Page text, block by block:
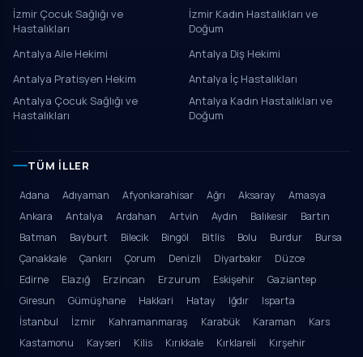
İzmir Çocuk Sağlığı ve
Hastalıkları
İzmir Kadın Hastalıkları ve
Doğum
Antalya Aile Hekimi
Antalya Diş Hekimi
Antalya Pratisyen Hekim
Antalya İç Hastalıkları
Antalya Çocuk Sağlığı ve
Hastalıkları
Antalya Kadın Hastalıkları ve
Doğum
TÜM İLLER
Adana Adıyaman Afyonkarahisar Ağrı Aksaray
Amasya
Ankara
Antalya Ardahan Artvin Aydın Balıkesir
Bartın
Batman
Bayburt Bilecik Bingöl Bitlis Bolu Burdur
Bursa
Çanakkale
Çankırı Çorum Denizli Diyarbakır
Düzce
Edirne
Elazığ Erzincan Erzurum Eskişehir
Gaziantep
Giresun
Gümüşhane Hakkari Hatay Iğdır
Isparta
İstanbul
İzmir Kahramanmaraş Karabük Karaman
Kars
Kastamonu
Kayseri Kilis Kırıkkale Kırklareli Kırşehir